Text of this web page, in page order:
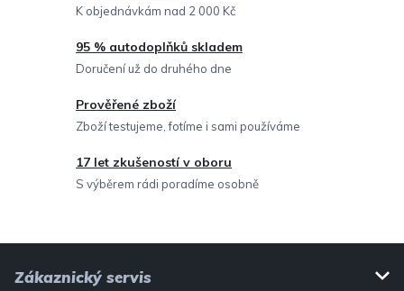
í
p
r
y
v
ý
K objednávkám nad 2 000 Kč
95 % autodoplňků skladem
Doručení už do druhého dne
Prověřené zboží
Zboží testujeme, fotíme i sami používáme
17 let zkušeností v oboru
S výběrem rádi poradíme osobně
Zákaznický servis